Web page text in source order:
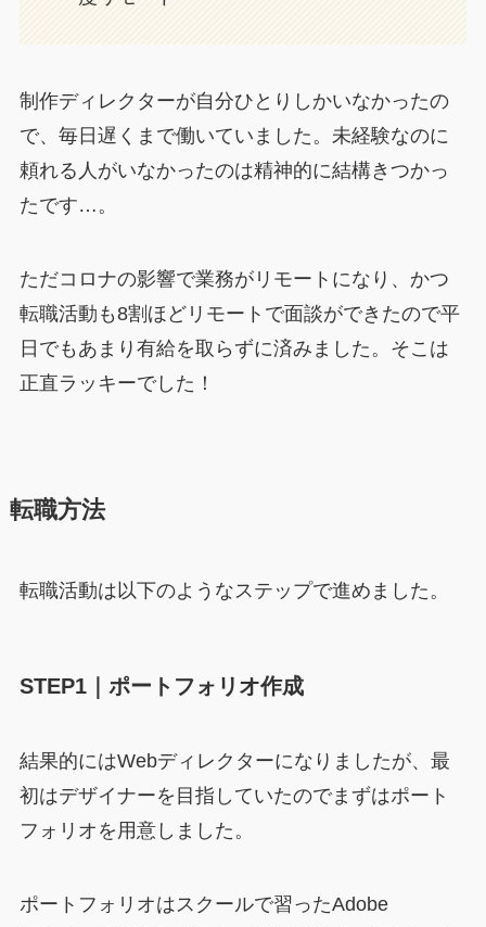
制作ディレクターが自分ひとりしかいなかったの
で、毎日遅くまで働いていました。未経験なのに
頼れる人がいなかったのは精神的に結構きつかっ
たです…。
ただコロナの影響で業務がリモートになり、かつ
転職活動も8割ほどリモートで面談ができたので平
日でもあまり有給を取らずに済みました。そこは
正直ラッキーでした！
転職方法
転職活動は以下のようなステップで進めました。
STEP1｜ポートフォリオ作成
結果的にはWebディレクターになりましたが、最
初はデザイナーを目指していたのでまずはポート
フォリオを用意しました。
ポートフォリオはスクールで習ったAdobe